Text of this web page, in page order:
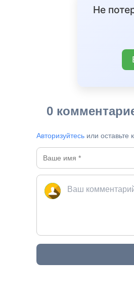
Не
0
Авторизуйтесь или оставьте